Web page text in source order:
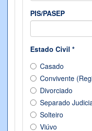
PIS/PASEP
Estado Civil *
Casado
Convivente
Divorciado
Separado
Solteiro
Viúvo